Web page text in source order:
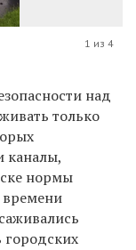
1 из 4
над
только
каналы,
нормы
времени
городских